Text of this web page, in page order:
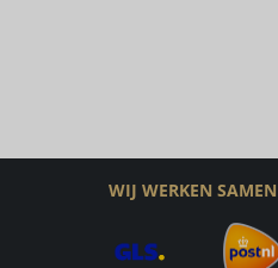
WIJ WERKEN